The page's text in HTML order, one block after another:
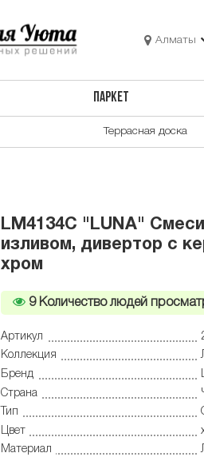
Алматы
ПАРКЕТ
Террасная доска
LM4134C "LUNA"
изливом, дивертор с
хром
9Количество людей
Артикул
Коллекция
Бренд
Страна
Тип
Цвет
Материал